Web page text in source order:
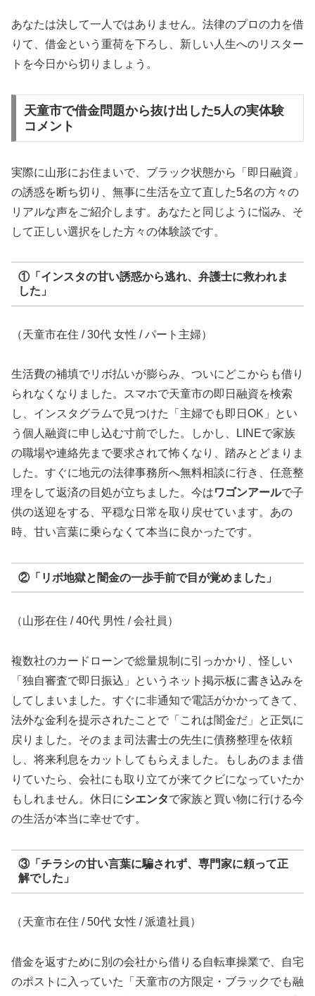
あなたは決して一人ではありません。法律のプロの力を借
りて、借金という重荷を下ろし、新しい人生へのリスター
トを今日から切りましょう。
天童市で借金問題から抜け出した5人の実体験
コメント
実際に山形にお住まいで、ブラック状態から「即日融資」
の誘惑を断ち切り、無事に生活を立て直した5名の方々の
リアルな声をご紹介します。あなたと同じように悩み、そ
して正しい選択をした方々の体験談です。
①「インスタの甘い誘惑から逃れ、弁護士に救われま
した」
（天童市在住 / 30代 女性 / パート主婦）
生活費の補填でリボ払いが膨らみ、ついにどこからも借り
られなくなりました。スマホで天童市の即日融資を検索
し、インスタグラムで見つけた「主婦でも即日OK」とい
う個人融資に申し込む寸前でした。しかし、LINEで家族
の職場や連絡先まで要求されて怖くなり、踏みとどまりま
した。すぐに地元の法律事務所へ無料相談に行き、任意整
理をして返済の目処が立ちました。今はワゴンアールで子
供の送迎をする、平穏な日常を取り戻せています。あの
時、甘い言葉に乗らなくて本当に良かったです。
②「リボ地獄と闇金の一歩手前で目が覚めました」
（山形在住 / 40代 男性 / 会社員）
複数社のカードローンで総量規制に引っかかり、怪しい
「独自審査で即日振込」というネット掲示板に書き込みを
してしまいました。すぐに非通知で電話がかかってきて、
法外な金利を提示されたことで「これは闇金だ」と正気に
戻りました。そのまま司法書士の先生に債務整理を依頼
し、将来利息をカットしてもらえました。もしあのまま借
りていたら、会社にも取り立てが来てクビになっていたか
もしれません。休日にシエンタで家族と買い物に行ける今
の生活が本当に幸せです。
③「チラシの甘い言葉に騙されず、専門家に頼って正
解でした」
（天童市在住 / 50代 女性 / 派遣社員）
借金を返すために別の会社から借りる自転車操業で、自宅
のポストに入っていた「天童市の方限定・ブラックでも融